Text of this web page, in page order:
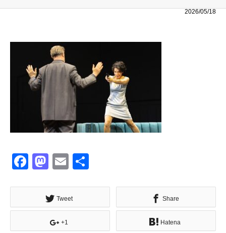
2026/05/18
Facebook
Mastodon
Email
Tweet Share
+1 Hatena